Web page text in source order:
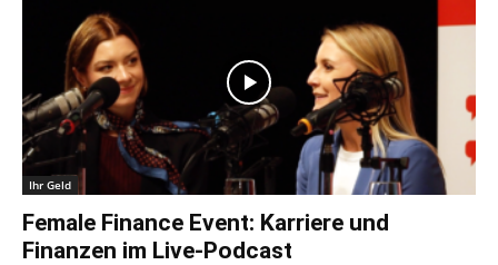
Ihr Geld
Female Finance Event: Karriere und
Finanzen im Live-Podcast